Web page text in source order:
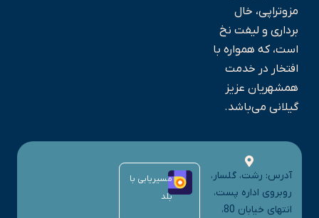
مزوتراپی، خال‌
برداری و لیفت نخ
است، که همواره با
افتخار در خدمت
همشهریان عزیز
گیلانی می‌باشد.
آدرس: رشت، گلسار،
روبروی اداره پست،
انتهای خیابان 80،
مسیریابی با
بلد